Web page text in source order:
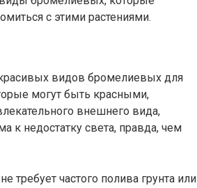
с этими растениями.
видов бромелиевых для
могут быть красными,
внешнего вида,
к недостатку света, правда, чем
требует частого полива грунта или